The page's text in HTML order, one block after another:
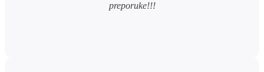
preporuke!!!